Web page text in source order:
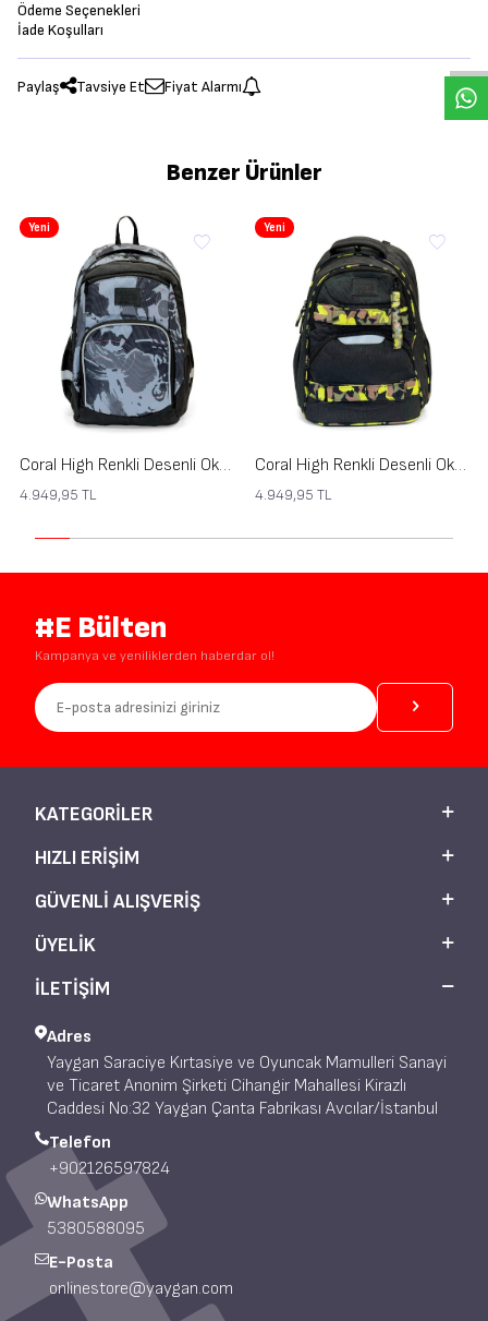
Ödeme Seçenekleri
İade Koşulları
Paylaş Tavsiye Et Fiyat Alarmı
Benzer Ürünler
Yeni
Coral High Renkli Desenli Okul Sırt Çantası 24449
4.949,95 TL
Yeni
Coral High Renkli Desenli Okul Sırt Çantası 24448
4.949,95 TL
#E Bülten
Kampanya ve yeniliklerden haberdar ol!
KATEGORILER
HIZLI ERIŞIM
GÜVENLI ALIŞVERIŞ
ÜYELIK
İLETİŞİM
Adres
Yaygan Saraciye Kırtasiye ve Oyuncak Mamulleri Sanayi
ve Ticaret Anonim Şirketi Cihangir Mahallesi Kirazlı
Caddesi No:32 Yaygan Çanta Fabrikası Avcılar/İstanbul
Telefon
+902126597824
WhatsApp
5380588095
E-Posta
onlinestore@yaygan.com